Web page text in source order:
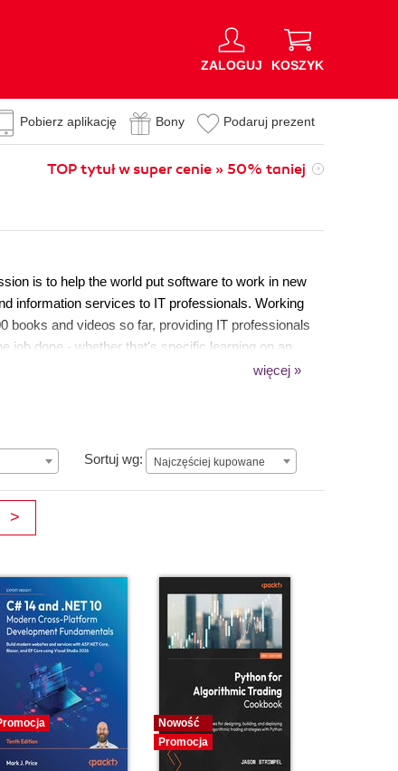
ZALOGUJ KOSZYK
Pobierz aplikację Bony Podaruj prezent
TOP tytuł w super cenie » 50% taniej
is to help the world put software to work in new
information services to IT professionals. Working
books and videos so far, providing IT professionals
job done - whether that's specific learning on an
established tools. As part of our mission, we have
więcej »
Sortuj wg: Najczęściej kupowane
Najczęściej kupowane
>
Nowość
Promocja